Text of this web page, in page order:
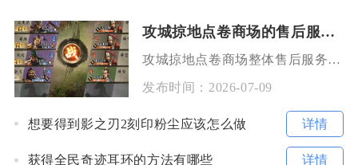
攻城掠地点卷商场的售后服务如何
攻城掠地点卷商场整体售后服务属于中等水准，系统故障类问题处理效率高、补偿方案完善，玩家自主
发布时间： 2026-07-09
想要得到影之刃2刻印粉尘应该怎么做 详情
获得全民奇迹耳环的方法有哪些 详情